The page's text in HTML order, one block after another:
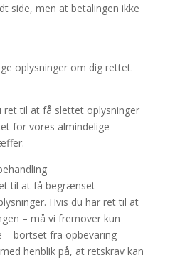
side, men at betalingen ikke
oplysninger om dig rettet.
til at få slettet oplysninger
for vores almindelige
til at få begrænset
Hvis du har ret til at
– må vi fremover kun
– bortset fra opbevaring –
henblik på, at retskrav kan